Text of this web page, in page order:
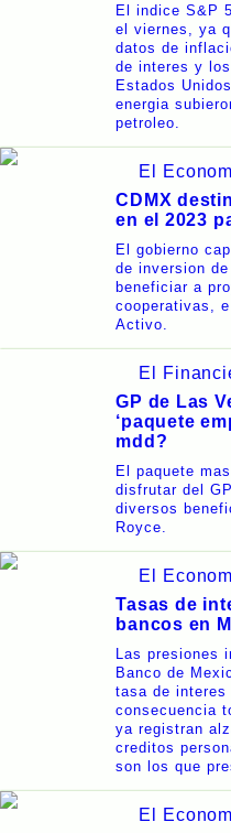
El indice S&P
el viernes, ya
datos de
de interes y
Estados
energia
petroleo.
El
CDMX
en el 2023
El gobierno
de inversion
beneficiar a
cooperativas,
Activo.
El
GP de Las
‘paquete
mdd?
El paquete
disfrutar del
diversos
Royce.
El
Tasas de
bancos en
Las presiones
Banco de
tasa de interes
consecuencia
ya registran
creditos
son los que
El